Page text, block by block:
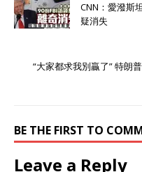
CNN：愛潑斯
疑消失
“大家都求我別贏了” 特朗
BE THE FIRST TO
Leave a Reply